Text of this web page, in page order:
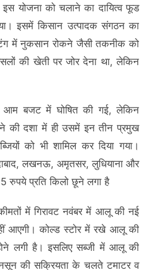
इस योजना को चलाने का दायित्व फूड
इसमें किसान उत्पादक संगठन का
में नुकसान रोकने जैसी तकनीक को
की खेती पर जोर देना था, लेकिन
आम बजट में घोषित की गई, लेकिन
की दशा में ही उसमें इन तीन प्रमुख
को भी शामिल कर दिया गया।
लखनऊ, अमृतसर, लुधियाना और
प्रति किलो छूने लगा है
में गिरावट नवंबर में आलू की नई
कोल्ड स्टोर में रखे आलू की
लगी है। इसलिए सब्जी में आलू की
की सक्रियता के चलते टमाटर व